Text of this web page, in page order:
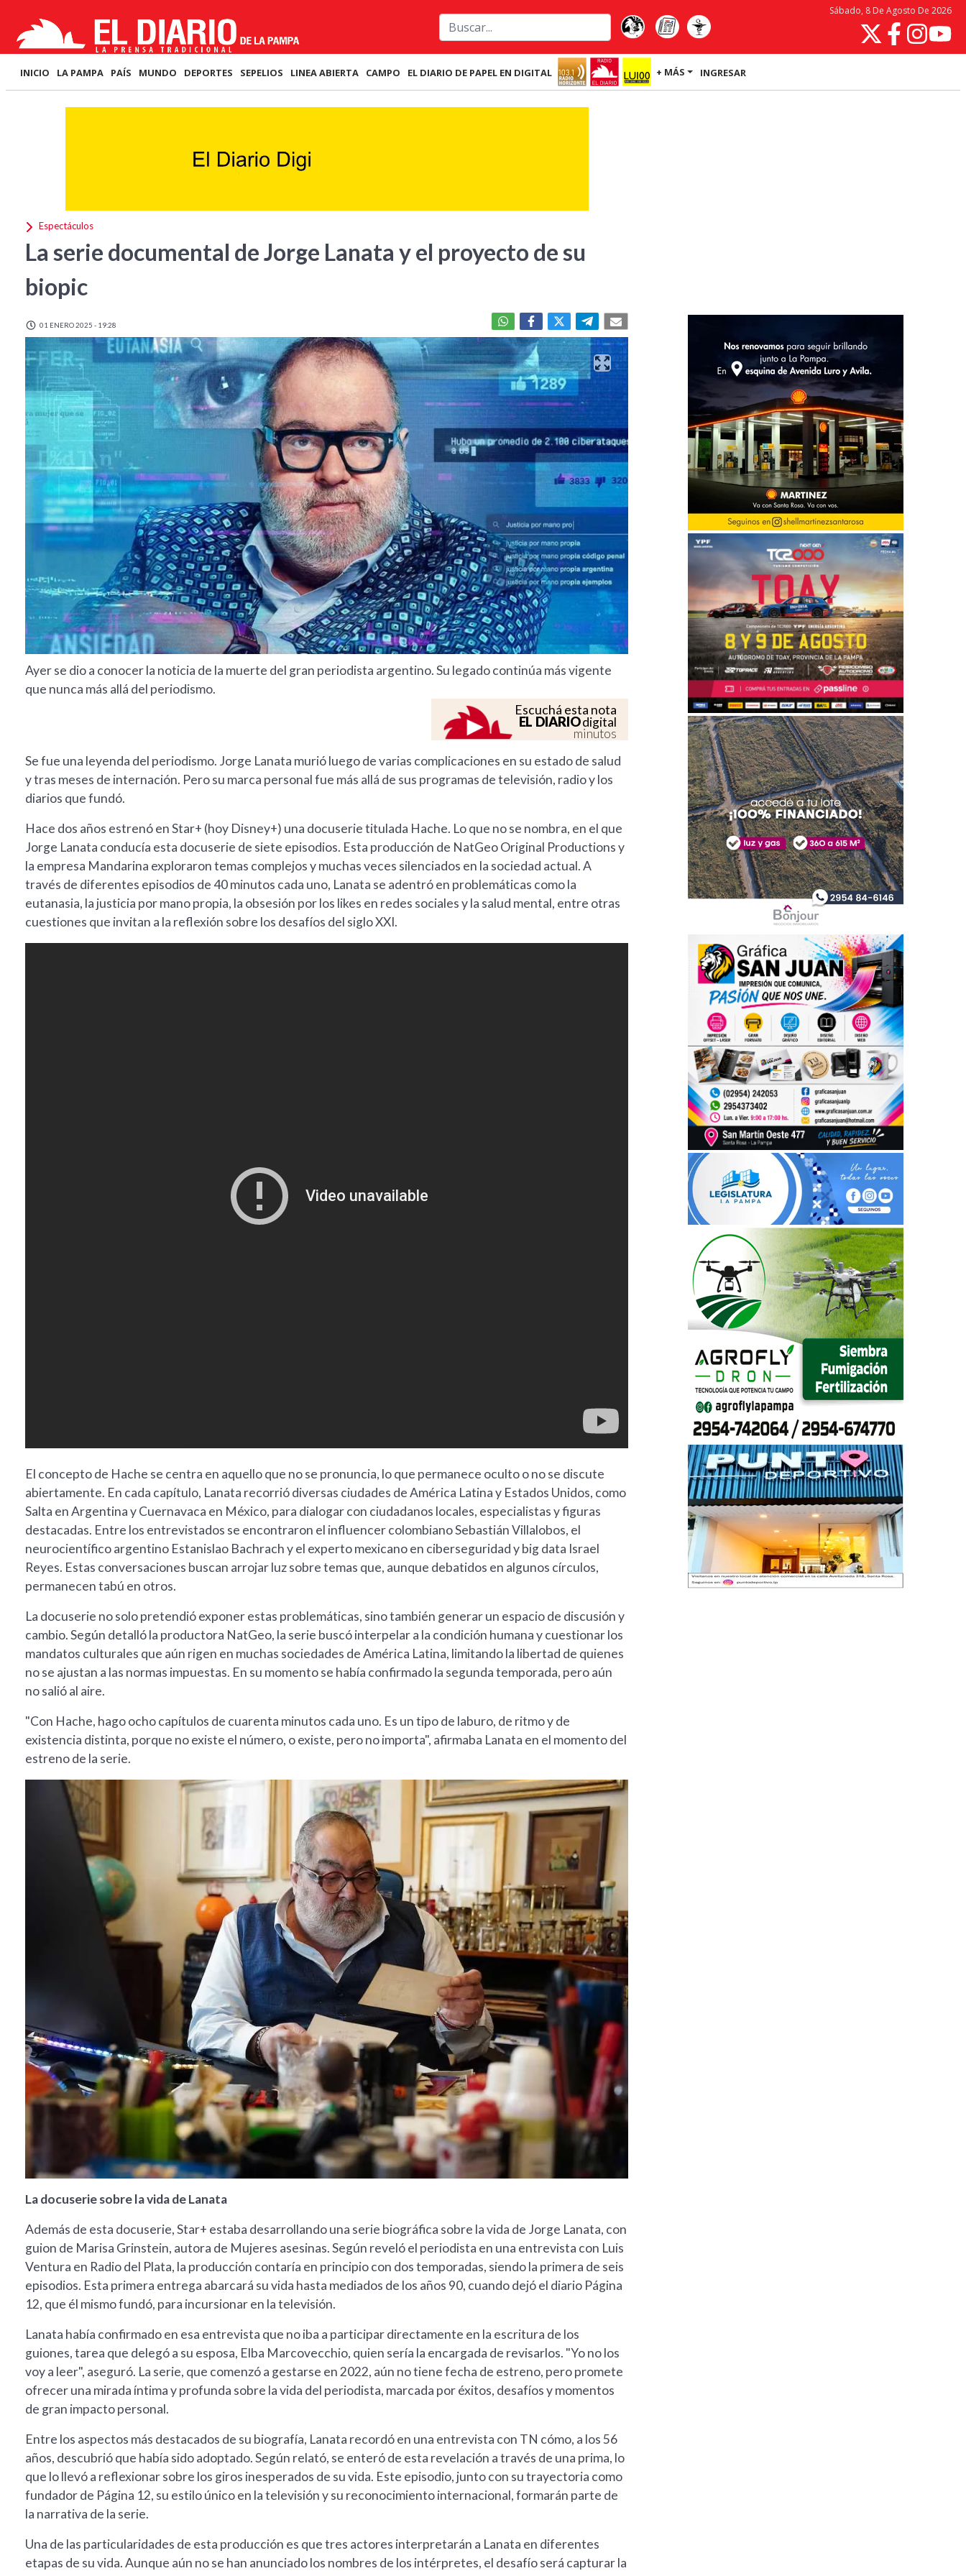
Sábado, 8 De Agosto De 2026
INICIO LA PAMPA PAÍS MUNDO DEPORTES SEPELIOS LINEA ABIERTA CAMPO EL DIARIO DE PAPEL EN DIGITAL + MÁS INGRESAR
Espectáculos
La serie documental de Jorge Lanata y el proyecto de su
biopic
01 ENERO 2025 - 19:28
Ayer se dio a conocer la noticia de la muerte del gran periodista argentino. Su legado continúa más vigente
que nunca más allá del periodismo.
Escuchá esta nota
EL DIARIOdigital
minutos
Se fue una leyenda del periodismo. Jorge Lanata murió luego de varias complicaciones en su estado de salud
y tras meses de internación. Pero su marca personal fue más allá de sus programas de televisión, radio y los
diarios que fundó.
Hace dos años estrenó en Star+ (hoy Disney+) una docuserie titulada Hache. Lo que no se nombra, en el que
Jorge Lanata conducía esta docuserie de siete episodios. Esta producción de NatGeo Original Productions y
la empresa Mandarina exploraron temas complejos y muchas veces silenciados en la sociedad actual. A
través de diferentes episodios de 40 minutos cada uno, Lanata se adentró en problemáticas como la
eutanasia, la justicia por mano propia, la obsesión por los likes en redes sociales y la salud mental, entre otras
cuestiones que invitan a la reflexión sobre los desafíos del siglo XXI.
El concepto de Hache se centra en aquello que no se pronuncia, lo que permanece oculto o no se discute
abiertamente. En cada capítulo, Lanata recorrió diversas ciudades de América Latina y Estados Unidos, como
Salta en Argentina y Cuernavaca en México, para dialogar con ciudadanos locales, especialistas y figuras
destacadas. Entre los entrevistados se encontraron el influencer colombiano Sebastián Villalobos, el
neurocientífico argentino Estanislao Bachrach y el experto mexicano en ciberseguridad y big data Israel
Reyes. Estas conversaciones buscan arrojar luz sobre temas que, aunque debatidos en algunos círculos,
permanecen tabú en otros.
La docuserie no solo pretendió exponer estas problemáticas, sino también generar un espacio de discusión y
cambio. Según detalló la productora NatGeo, la serie buscó interpelar a la condición humana y cuestionar los
mandatos culturales que aún rigen en muchas sociedades de América Latina, limitando la libertad de quienes
no se ajustan a las normas impuestas. En su momento se había confirmado la segunda temporada, pero aún
no salió al aire.
"Con Hache, hago ocho capítulos de cuarenta minutos cada uno. Es un tipo de laburo, de ritmo y de
existencia distinta, porque no existe el número, o existe, pero no importa", afirmaba Lanata en el momento del
estreno de la serie.
La docuserie sobre la vida de Lanata
Además de esta docuserie, Star+ estaba desarrollando una serie biográfica sobre la vida de Jorge Lanata, con
guion de Marisa Grinstein, autora de Mujeres asesinas. Según reveló el periodista en una entrevista con Luis
Ventura en Radio del Plata, la producción contaría en principio con dos temporadas, siendo la primera de seis
episodios. Esta primera entrega abarcará su vida hasta mediados de los años 90, cuando dejó el diario Página
12, que él mismo fundó, para incursionar en la televisión.
Lanata había confirmado en esa entrevista que no iba a participar directamente en la escritura de los
guiones, tarea que delegó a su esposa, Elba Marcovecchio, quien sería la encargada de revisarlos. "Yo no los
voy a leer", aseguró. La serie, que comenzó a gestarse en 2022, aún no tiene fecha de estreno, pero promete
ofrecer una mirada íntima y profunda sobre la vida del periodista, marcada por éxitos, desafíos y momentos
de gran impacto personal.
Entre los aspectos más destacados de su biografía, Lanata recordó en una entrevista con TN cómo, a los 56
años, descubrió que había sido adoptado. Según relató, se enteró de esta revelación a través de una prima, lo
que lo llevó a reflexionar sobre los giros inesperados de su vida. Este episodio, junto con su trayectoria como
fundador de Página 12, su estilo único en la televisión y su reconocimiento internacional, formarán parte de
la narrativa de la serie.
Una de las particularidades de esta producción es que tres actores interpretarán a Lanata en diferentes
etapas de su vida. Aunque aún no se han anunciado los nombres de los intérpretes, el desafío será capturar la